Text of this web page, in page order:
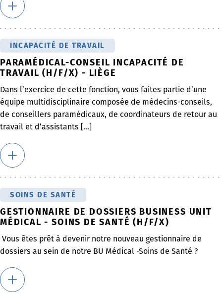
INCAPACITÉ DE TRAVAIL
PARAMÉDICAL-CONSEIL INCAPACITÉ DE
TRAVAIL (H/F/X) - LIÈGE
Dans l’exercice de cette fonction, vous faites partie d’une
équipe multidisciplinaire composée de médecins-conseils,
de conseillers paramédicaux, de coordinateurs de retour au
travail et d’assistants [...]
SOINS DE SANTÉ
GESTIONNAIRE DE DOSSIERS BUSINESS UNIT
MÉDICAL - SOINS DE SANTÉ (H/F/X)
Vous êtes prêt à devenir notre nouveau gestionnaire de
dossiers au sein de notre BU Médical -Soins de Santé ?